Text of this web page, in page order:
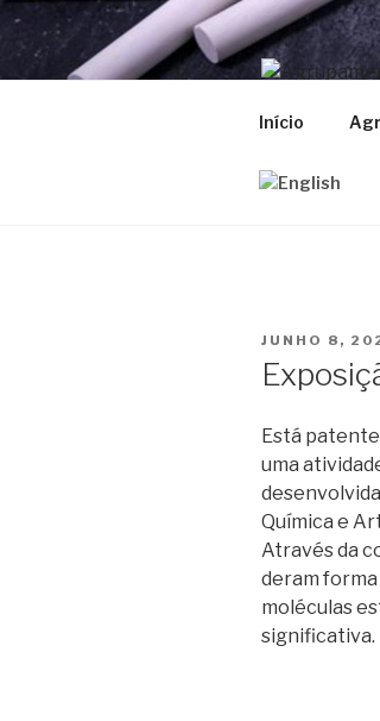
Saltar
para
Início
PUBLICADO
JUNHO 8,
Está
uma
Química e
Através da
deram forma
moléculas
significativa.